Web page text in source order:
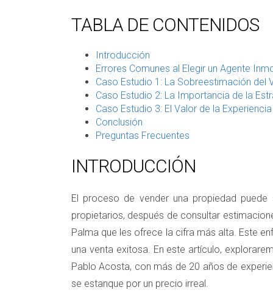
TABLA DE CONTENIDOS
Introducción
Errores Comunes al Elegir un Agente
Caso Estudio 1: La Sobreestimación del
Caso Estudio 2: La Importancia de la
Caso Estudio 3: El Valor de la
Conclusión
Preguntas Frecuentes
INTRODUCCIÓN
El proceso de vender una propiedad
propietarios, después de consultar
Palma que les ofrece la cifra más alta. Este
una venta exitosa. En este artículo,
Pablo Acosta, con más de 20 años de
se estanque por un precio irreal.